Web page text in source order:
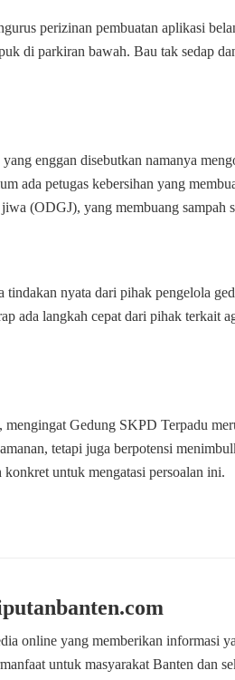
Bau
Tak
perizinan pembuatan aplikasi
di parkiran bawah. Bau tak sedap
enggan disebutkan namanya
ada petugas kebersihan yang
(ODGJ), yang membuang sampah
nyata dari pihak pengelola
ada langkah cepat dari pihak terkait
Gedung SKPD Terpadu
tetapi juga berpotensi
untuk mengatasi persoalan ini.
online yang memberikan informasi
untuk masyarakat Banten dan